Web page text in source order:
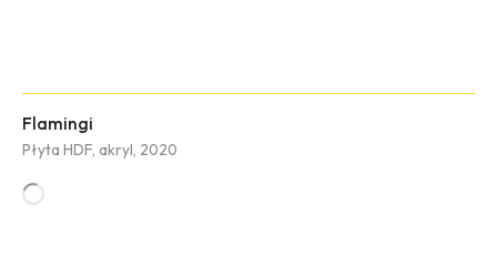
Flamingi
Płyta HDF, akryl, 2020